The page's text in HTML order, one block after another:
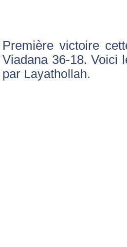
Première victoire
Viadana 36-18. Voici
par Layathollah.